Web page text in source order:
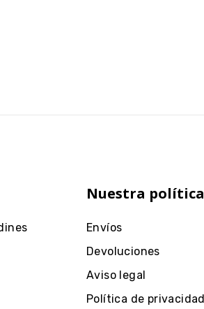
Nuestra política
Envíos
Devoluciones
Aviso legal
Política de privacidad